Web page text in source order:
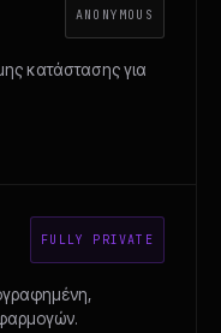
ANONYMOUS
κατάστασης για
FULLY PRIVATE